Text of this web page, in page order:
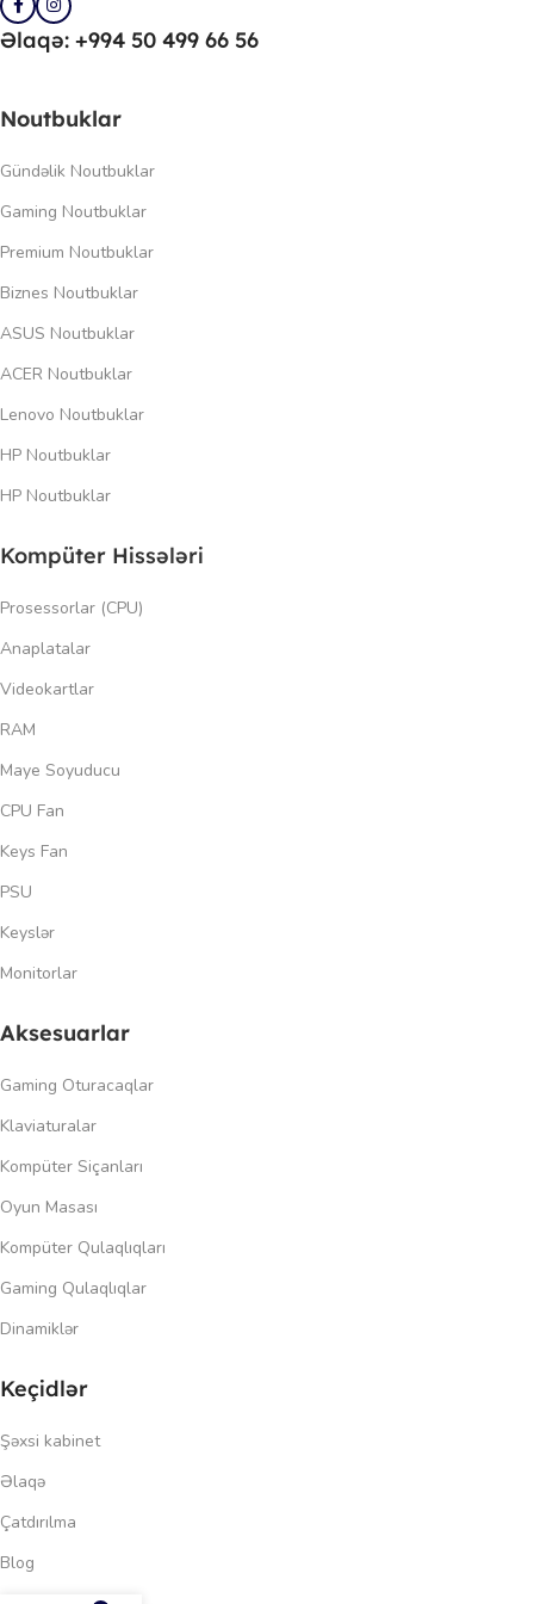
Əlaqə: +994 50 499 66 56
Noutbuklar
Gündəlik Noutbuklar
Gaming Noutbuklar
Premium Noutbuklar
Biznes Noutbuklar
ASUS Noutbuklar
ACER Noutbuklar
Lenovo Noutbuklar
HP Noutbuklar
HP Noutbuklar
Kompüter Hissələri
Prosessorlar (CPU)
Anaplatalar
Videokartlar
RAM
Maye Soyuducu
CPU Fan
Keys Fan
PSU
Keyslər
Monitorlar
Aksesuarlar
Gaming Oturacaqlar
Klaviaturalar
Kompüter Siçanları
Oyun Masası
Kompüter Qulaqlıqları
Gaming Qulaqlıqlar
Dinamiklər
Keçidlər
Şəxsi kabinet
Əlaqə
Çatdırılma
Blog